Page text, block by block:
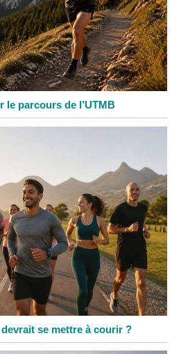
le parcours de l’UTMB
se mettre à courir ?